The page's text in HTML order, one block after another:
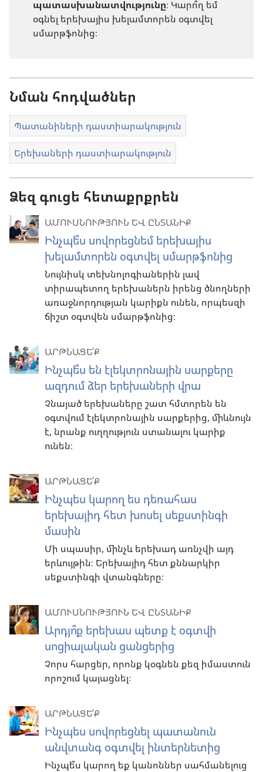
պատասխանատվությունը։ Կարո՞ղ եմ
օգնել երեխայիս խելամտորեն օգտվել
սմարթֆոնից։
Նման հոդվածներ
Պատանիների դաստիարակություն
Երեխաների դաստիարակություն
Ձեզ գուցե հետաքրքրեն
ԱՄՈՒՍՆՈՒԹՅՈՒՆ ԵՎ ԸՆՏԱՆԻՔ
Ինչպե՞ս սովորեցնեմ երեխայիս
խելամտորեն օգտվել սմարթֆոնից
Նույնիսկ տեխնոլոգիաներին լավ
տիրապետող երեխաներն իրենց ծնողների
առաջնորդության կարիքն ունեն, որպեսզի
ճիշտ օգտվեն սմարթֆոնից։
ԱՐԹՆԱՑԵ՛Ք
Ինչպե՞ս են էլեկտրոնային սարքերը
ազդում ձեր երեխաների վրա
Չնայած երեխաները շատ հմտորեն են
օգտվում էլեկտրոնային սարքերից, միևնույն
է, նրանք ուղղություն ստանալու կարիք
ունեն։
ԱՐԹՆԱՑԵ՛Ք
Ինչպես կարող ես դեռահաս
երեխայիդ հետ խոսել սեքստինգի
մասին
Մի սպասիր, մինչև երեխադ առնչվի այդ
երևույթին։ Երեխայիդ հետ քննարկիր
սեքստինգի վտանգները։
ԱՄՈՒՍՆՈՒԹՅՈՒՆ ԵՎ ԸՆՏԱՆԻՔ
Արդյո՞ք երեխաս պետք է օգտվի
սոցիալական ցանցերից
Չորս հարցեր, որոնք կօգնեն քեզ իմաստուն
որոշում կայացնել։
ԱՐԹՆԱՑԵ՛Ք
Ինչպես սովորեցնել պատանուն
անվտանգ օգտվել ինտերնետից
Ինչպե՞ս կարող եք կանոններ սահմանելուց